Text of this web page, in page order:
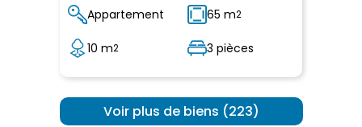
Appartement 65 m2
10 m2 3 pièces
Voir plus de biens (223)